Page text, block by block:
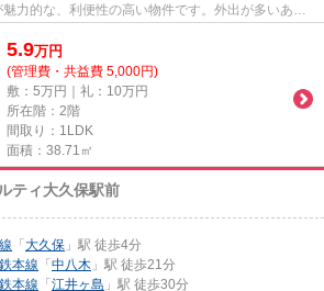
力的な、利便性の高い物件です。外出が多いあな
5.9万円
(管理費・共益費 5,000円)
敷：5万円｜礼：10万円
所在階：2階
間取り：1LDK
面積：38.71㎡
ティ大久保駅前
「 大久保 」駅 徒歩4分
本線 「 中八木 」駅 徒歩21分
本線 「 江井ヶ島 」駅 徒歩30分